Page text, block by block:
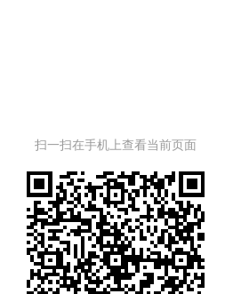
扫一扫在手机上查看当前页面